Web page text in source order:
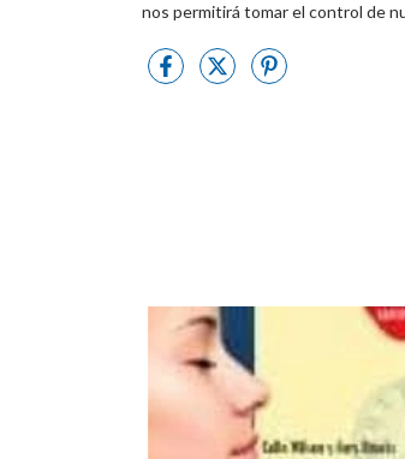
nos permitirá tomar el control de